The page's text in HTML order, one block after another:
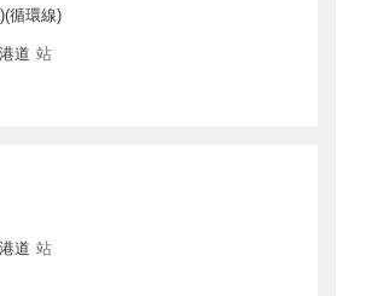
循環線)
道 站
道 站